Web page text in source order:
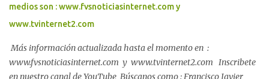
medios son : www.fvsnoticiasinternet.com y
www.tvinternet2.com
Más información actualizada hasta el momento en :
www.fvsnoticiasinternet.com y www.tvinternet2.com Inscribete
en nuestro canal de YouTube Búscanos como : Francisco Javier